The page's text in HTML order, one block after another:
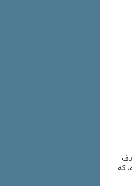
این پهپاد از مدل “شاهد ۱۲۹” بوده، که